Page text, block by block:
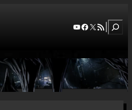
YouTube
Facebook
X RSS Feed